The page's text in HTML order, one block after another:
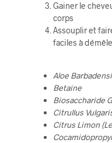
Gainer le
corps
Assouplir et
faciles à
Aloe
Betaine
Biosaccharide
Citrullus
Citrus Limon